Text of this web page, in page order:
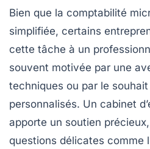
Bien que la comptabilité
simplifiée, certains
cette tâche à un
souvent motivée par une
techniques ou par le souhait
personnalisés. Un cabinet
apporte un soutien
questions délicates comme